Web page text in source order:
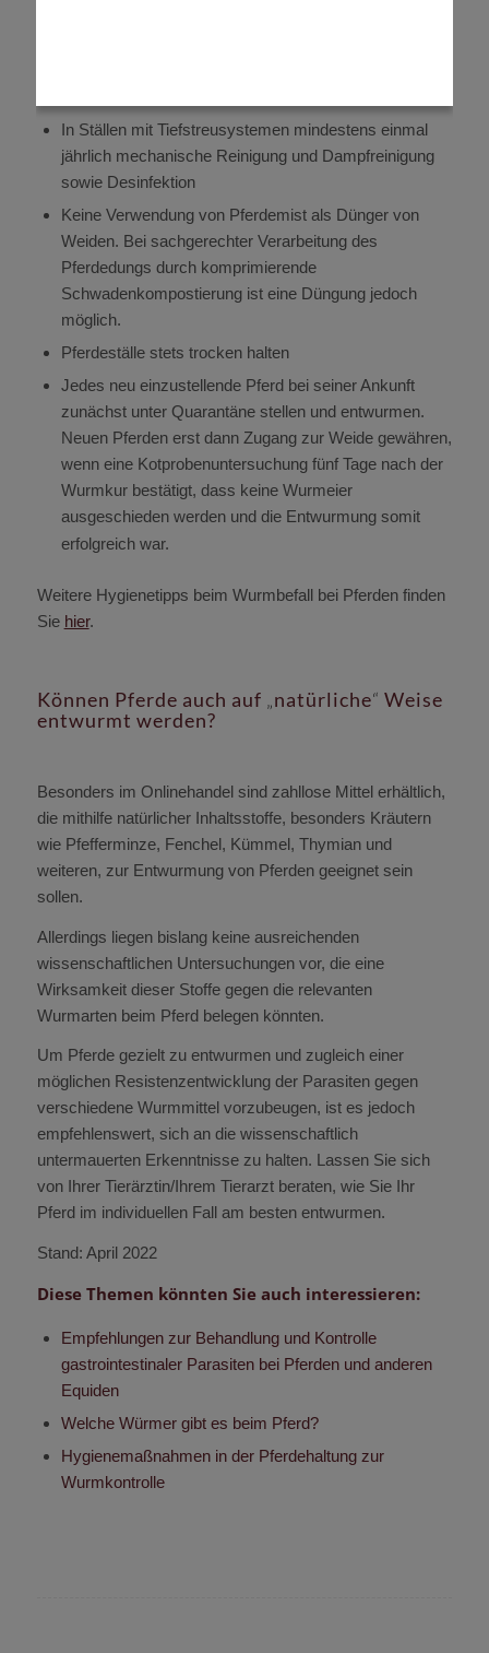
In Ställen mit Tiefstreusystemen mindestens einmal
jährlich mechanische Reinigung und Dampfreinigung
sowie Desinfektion
Keine Verwendung von Pferdemist als Dünger von
Weiden. Bei sachgerechter Verarbeitung des
Pferdedungs durch komprimierende
Schwadenkompostierung ist eine Düngung jedoch
möglich.
Pferdeställe stets trocken halten
Jedes neu einzustellende Pferd bei seiner Ankunft
zunächst unter Quarantäne stellen und entwurmen.
Neuen Pferden erst dann Zugang zur Weide gewähren,
wenn eine Kotprobenuntersuchung fünf Tage nach der
Wurmkur bestätigt, dass keine Wurmeier
ausgeschieden werden und die Entwurmung somit
erfolgreich war.
Weitere Hygienetipps beim Wurmbefall bei Pferden finden
Sie hier.
Können Pferde auch auf „natürliche“ Weise
entwurmt werden?
Besonders im Onlinehandel sind zahllose Mittel erhältlich,
die mithilfe natürlicher Inhaltsstoffe, besonders Kräutern
wie Pfefferminze, Fenchel, Kümmel, Thymian und
weiteren, zur Entwurmung von Pferden geeignet sein
sollen.
Allerdings liegen bislang keine ausreichenden
wissenschaftlichen Untersuchungen vor, die eine
Wirksamkeit dieser Stoffe gegen die relevanten
Wurmarten beim Pferd belegen könnten.
Um Pferde gezielt zu entwurmen und zugleich einer
möglichen Resistenzentwicklung der Parasiten gegen
verschiedene Wurmmittel vorzubeugen, ist es jedoch
empfehlenswert, sich an die wissenschaftlich
untermauerten Erkenntnisse zu halten. Lassen Sie sich
von Ihrer Tierärztin/Ihrem Tierarzt beraten, wie Sie Ihr
Pferd im individuellen Fall am besten entwurmen.
Stand: April 2022
Diese Themen könnten Sie auch interessieren:
Empfehlungen zur Behandlung und Kontrolle
gastrointestinaler Parasiten bei Pferden und anderen
Equiden
Welche Würmer gibt es beim Pferd?
Hygienemaßnahmen in der Pferdehaltung zur
Wurmkontrolle